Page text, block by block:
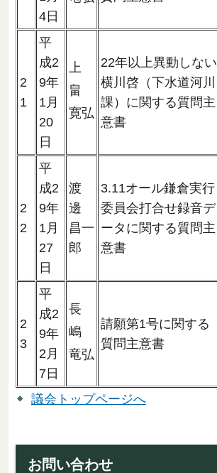
4日
2
1
平
成2
9年
1月
20
日
上
畠
寛弘
22年以上異動しない
横川啓（下水道河川
課）に関する質問主
意書
2
2
平
成2
9年
1月
27
日
渡
邊
昌一
郎
3.11オール鎌倉実行
委員会打合せ録音デ
ータに関する質問主
意書
2
3
平
成2
9年
2月
7日
長
嶋
竜弘
請願第1号に関する
質問主意書
議会トップページへ
お問い合わせ